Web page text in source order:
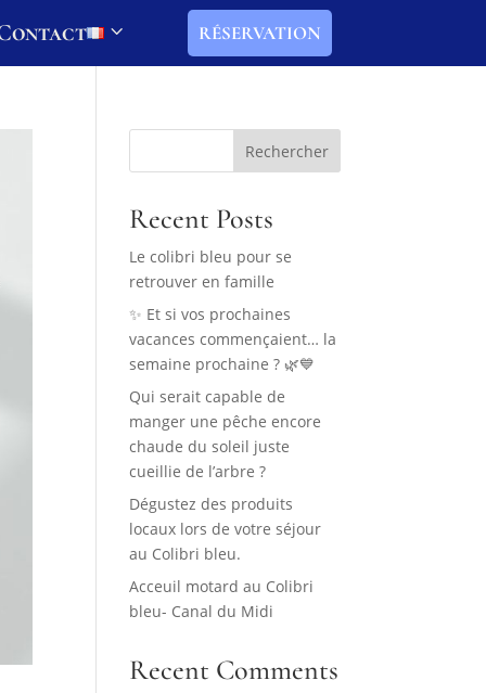
RÉSERVATION
Rechercher
Recent Posts
Le colibri bleu pour se
retrouver en famille
✨ Et si vos prochaines
vacances commençaient… la
semaine prochaine ? 🌿💙
Qui serait capable de
manger une pêche encore
chaude du soleil juste
cueillie de l’arbre ?
Dégustez des produits
locaux lors de votre séjour
au Colibri bleu.
Acceuil motard au Colibri
bleu- Canal du Midi
Recent Comments